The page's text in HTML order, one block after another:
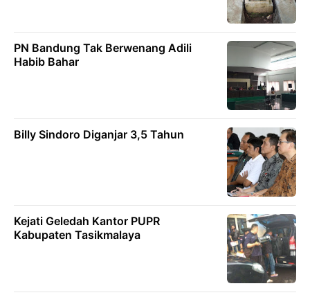
PN Bandung Tak Berwenang Adili
Habib Bahar
Billy Sindoro Diganjar 3,5 Tahun
Kejati Geledah Kantor PUPR
Kabupaten Tasikmalaya